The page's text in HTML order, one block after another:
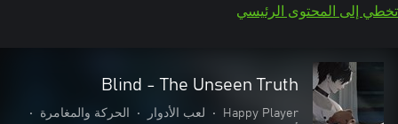
تخطي إلى المحتوى الرئيسي
Blind - The Unseen Truth
Happy Player
• لعب الأدوار • الحركة والمغامرة
•